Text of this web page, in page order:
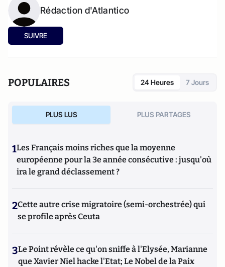
Rédaction d'Atlantico
SUIVRE
POPULAIRES 24 Heures 7 Jours
PLUS LUS PLUS PARTAGES
1Les Français moins riches que la moyenne
européenne pour la 3e année consécutive : jusqu'où
ira le grand déclassement ?
2Cette autre crise migratoire (semi-orchestrée) qui
se profile après Ceuta
3Le Point révèle ce qu'on sniffe à l'Elysée, Marianne
que Xavier Niel hacke l'Etat; Le Nobel de la Paix